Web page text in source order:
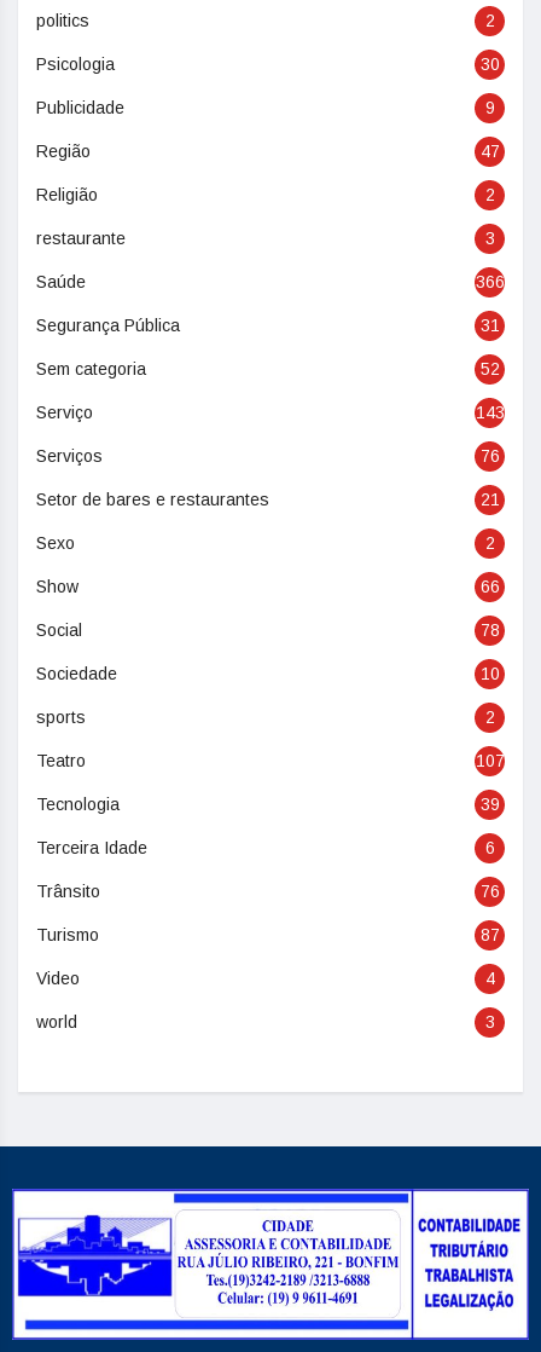
politics 2
Psicologia 30
Publicidade 9
Região 47
Religião 2
restaurante 3
Saúde 366
Segurança Pública 31
Sem categoria 52
Serviço 143
Serviços 76
Setor de bares e restaurantes 21
Sexo 2
Show 66
Social 78
Sociedade 10
sports 2
Teatro 107
Tecnologia 39
Terceira Idade 6
Trânsito 76
Turismo 87
Video 4
world 3